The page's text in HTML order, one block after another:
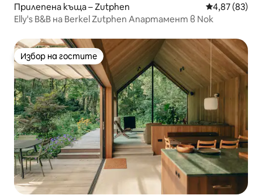
Прилепена къща – Zutphen Средна
4,87 (83)
Elly's B&B на Berkel Zutphen Апартамент в Nok
Избор на гостите
Избор на гостите